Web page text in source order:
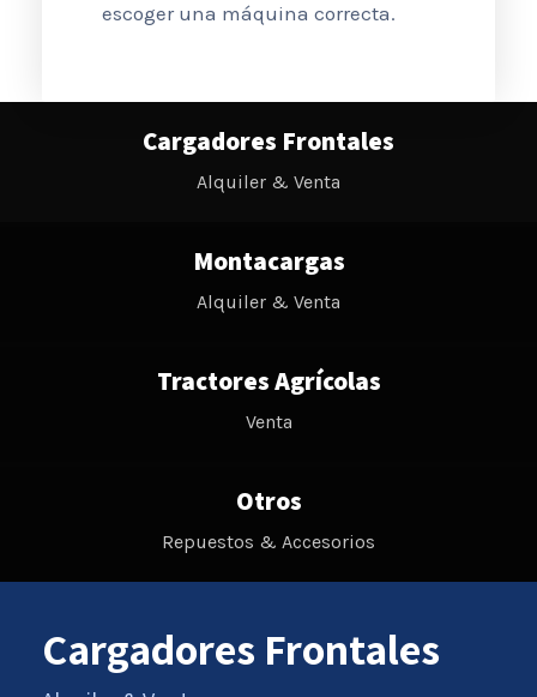
escoger una máquina correcta.
Cargadores Frontales
Alquiler & Venta
Montacargas
Alquiler & Venta
Tractores Agrícolas
Venta
Otros
Repuestos & Accesorios
Cargadores Frontales